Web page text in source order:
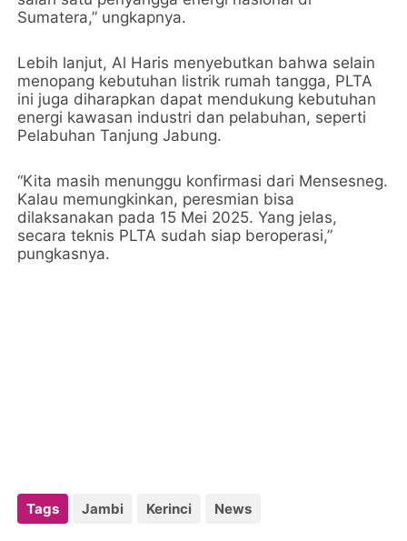
Sumatera,” ungkapnya.
Lebih lanjut, Al Haris menyebutkan bahwa selain
menopang kebutuhan listrik rumah tangga, PLTA
ini juga diharapkan dapat mendukung kebutuhan
energi kawasan industri dan pelabuhan, seperti
Pelabuhan Tanjung Jabung.
“Kita masih menunggu konfirmasi dari Mensesneg.
Kalau memungkinkan, peresmian bisa
dilaksanakan pada 15 Mei 2025. Yang jelas,
secara teknis PLTA sudah siap beroperasi,”
pungkasnya.
Tags Jambi Kerinci News